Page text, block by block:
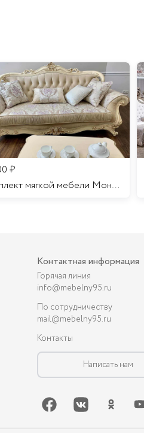
₽
Комплект мягкой мебели Мона Лиза
Контактная информация
Горячая линия
info@mebelny95.ru
По сотрудничеству
mail@mebelny95.ru
Контакты
Написать нам